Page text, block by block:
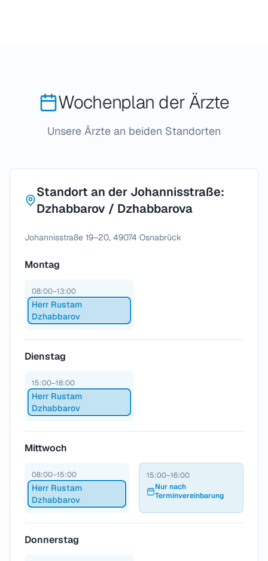
Wochenplan der Ärzte
Unsere Ärzte an beiden Standorten
Standort an der Johannisstraße:
Dzhabbarov / Dzhabbarova
Johannisstraße 19–20, 49074 Osnabrück
Montag
08:00–13:00
Herr Rustam
Dzhabbarov
Dienstag
15:00–18:00
Herr Rustam
Dzhabbarov
Mittwoch
08:00–15:00
Herr Rustam
Dzhabbarov
15:00–16:00
Nur nach
Terminvereinbarung
Donnerstag